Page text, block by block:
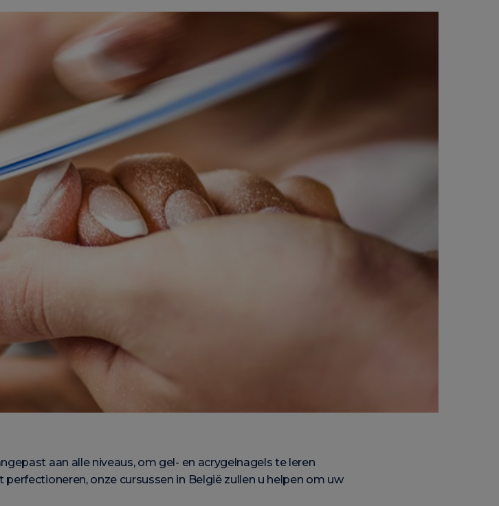
aan alle niveaus, om gel- en acrygelnagels te leren
onze cursussen in België zullen u helpen om uw